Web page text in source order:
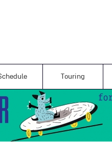
Touring